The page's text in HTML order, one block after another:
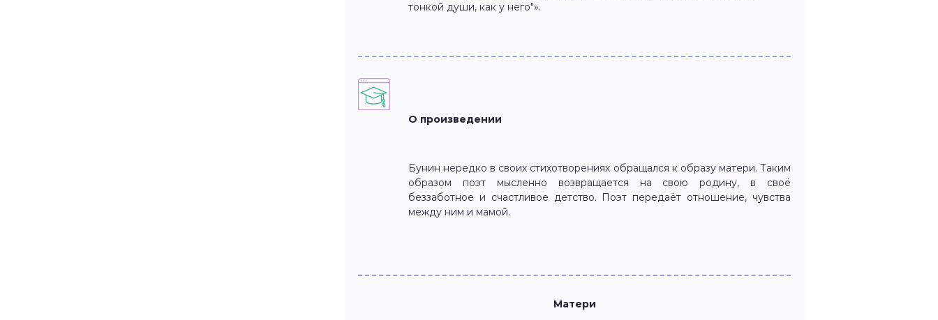
тонкой души, как у него"».
О произведении
Бунин нередко в своих стихотворениях обращался к образу матери. Таким
образом поэт мысленно возвращается на свою родину, в своё
беззаботное и счастливое детство. Поэт передаёт отношение, чувства
между ним и мамой.
Матери